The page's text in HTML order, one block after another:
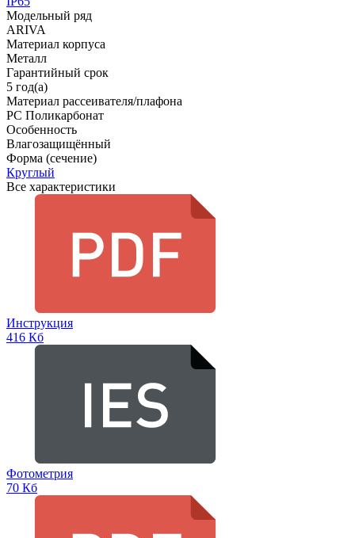
Модельный ряд
ARIVA
Материал корпуса
Металл
Гарантийный срок
5 год(а)
Материал рассеивателя/плафона
PC Поликарбонат
Особенность
Влагозащищённый
Форма (сечение)
Круглый
Все характеристики
Инструкция
416 Кб
Фотометрия
70 Кб